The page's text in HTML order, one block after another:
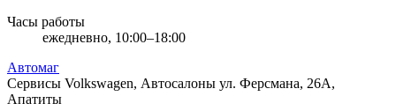
Часы работы
ежедневно, 10:00–18:00
Автомаг
Сервисы Volkswagen, Автосалоны ул. Ферсмана, 26А,
Апатиты